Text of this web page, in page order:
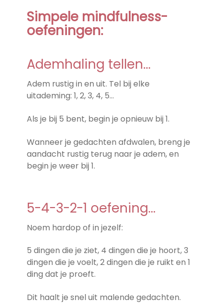
Simpele mindfulness-
oefeningen:
Ademhaling tellen…
Adem rustig in en uit. Tel bij elke
uitademing: 1, 2, 3, 4, 5…
Als je bij 5 bent, begin je opnieuw bij 1.
Wanneer je gedachten afdwalen, breng je
aandacht rustig terug naar je adem, en
begin je weer bij 1.
5-4-3-2-1 oefening…
Noem hardop of in jezelf:
5 dingen die je ziet, 4 dingen die je hoort, 3
dingen die je voelt, 2 dingen die je ruikt en 1
ding dat je proeft.
Dit haalt je snel uit malende gedachten.